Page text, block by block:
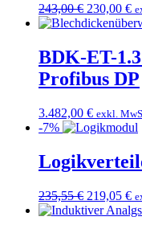
243,00€
Preis
243,00 €
230,00 €
BDK-ET-
Profibus DP
3.482,00 € exkl.
-7%
235,55€
Preis
219,05 €